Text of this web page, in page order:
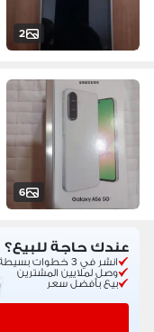
2
6
عندك حاجة للبيع؟
انشر في 3 خطوات بسيطة
وصل لملايين المشترين
بيع بأفضل سعر